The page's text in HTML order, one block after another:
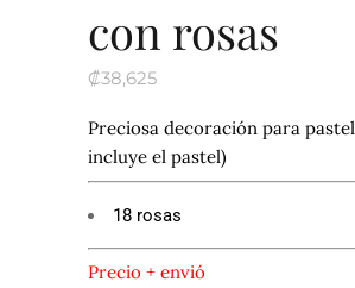
con rosas
₡38,625
Preciosa decoración para
incluye el pastel)
18 rosas
Precio + envió